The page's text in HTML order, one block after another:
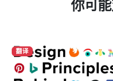
你可
翻译